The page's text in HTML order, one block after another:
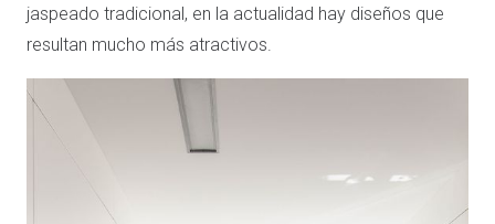
jaspeado tradicional, en la actualidad hay diseños que
resultan mucho más atractivos.